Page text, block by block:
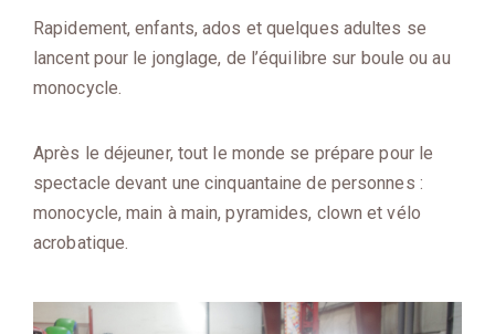
Rapidement, enfants, ados et quelques adultes se
lancent pour le jonglage, de l’équilibre sur boule ou au
monocycle.
Après le déjeuner, tout le monde se prépare pour le
spectacle devant une cinquantaine de personnes :
monocycle, main à main, pyramides, clown et vélo
acrobatique.